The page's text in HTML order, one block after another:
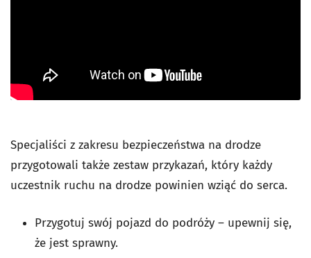
Specjaliści z zakresu bezpieczeństwa na drodze
przygotowali także zestaw przykazań, który każdy
uczestnik ruchu na drodze powinien wziąć do serca.
Przygotuj swój pojazd do podróży – upewnij się,
że jest sprawny.